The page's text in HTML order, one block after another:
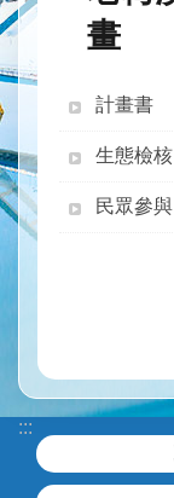
說
水
展
水
與
與
環
境
訊
畫
計畫書
生態檢核
民眾參與
:::